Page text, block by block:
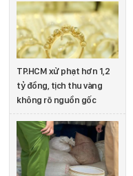
TP.HCM xử phạt hơn 1,2
tỷ đồng, tịch thu vàng
không rõ nguồn gốc